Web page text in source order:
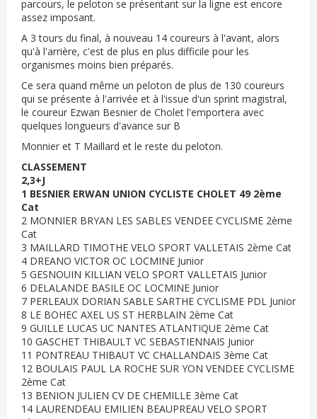
parcours, le peloton se présentant sur la ligne est encore
assez imposant.
A 3 tours du final, à nouveau 14 coureurs à l'avant, alors
qu'à l'arrière, c'est de plus en plus difficile pour les
organismes moins bien préparés.
Ce sera quand même un peloton de plus de 130 coureurs
qui se présente à l'arrivée et à l'issue d'un sprint magistral,
le coureur Ezwan Besnier de Cholet l'emportera avec
quelques longueurs d'avance sur B
Monnier et T Maillard et le reste du peloton.
CLASSEMENT
2,3+J
1 BESNIER ERWAN UNION CYCLISTE CHOLET 49 2ème
Cat
2 MONNIER BRYAN LES SABLES VENDEE CYCLISME 2ème
Cat
3 MAILLARD TIMOTHE VELO SPORT VALLETAIS 2ème Cat
4 DREANO VICTOR OC LOCMINE Junior
5 GESNOUIN KILLIAN VELO SPORT VALLETAIS Junior
6 DELALANDE BASILE OC LOCMINE Junior
7 PERLEAUX DORIAN SABLE SARTHE CYCLISME PDL Junior
8 LE BOHEC AXEL US ST HERBLAIN 2ème Cat
9 GUILLE LUCAS UC NANTES ATLANTIQUE 2ème Cat
10 GASCHET THIBAULT VC SEBASTIENNAIS Junior
11 PONTREAU THIBAUT VC CHALLANDAIS 3ème Cat
12 BOULAIS PAUL LA ROCHE SUR YON VENDEE CYCLISME
2ème Cat
13 BENION JULIEN CV DE CHEMILLE 3ème Cat
14 LAURENDEAU EMILIEN BEAUPREAU VELO SPORT